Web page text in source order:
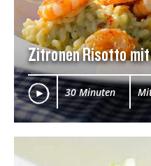
Zitronen Risotto
30 Minuten